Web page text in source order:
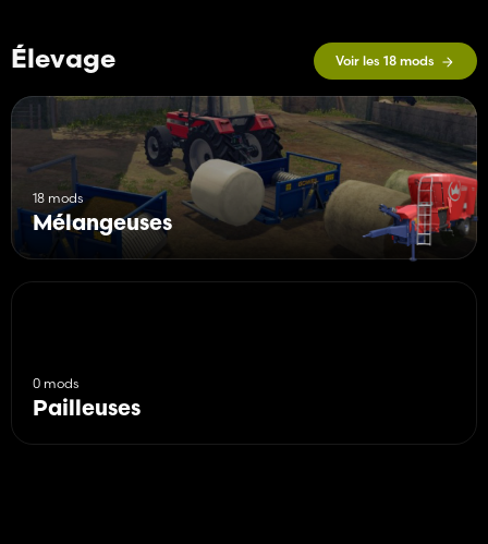
Élevage Voir les 18 mods
18 mods
Mélangeuses
0 mods
Pailleuses